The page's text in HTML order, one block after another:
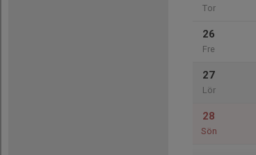
Tor
26
Fre
27
Lör
28
Sön